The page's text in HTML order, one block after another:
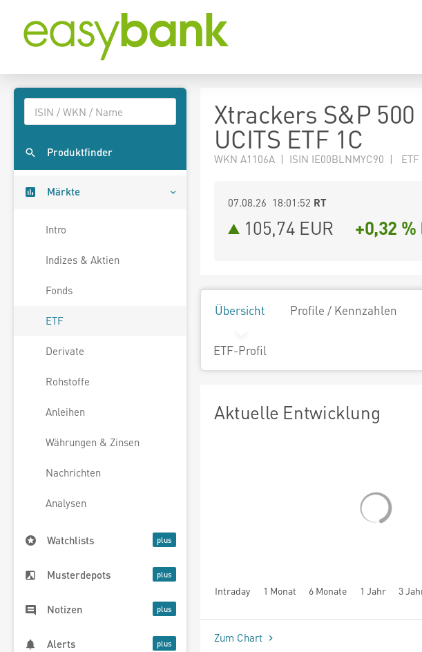
Produktfinder
Märkte
Intro
Indizes & Aktien
Fonds
ETF
Derivate
Rohstoffe
Anleihen
Währungen & Zinsen
Nachrichten
Analysen
Watchlists
Musterdepots
Notizen
Alerts
Xtrackers S&P
UCITS ETF 1C
WKN A1106A | ISIN IE00BLNMYC90 | ETF
07.08.26 18:01:52 RT
105,74 EUR +0,32 %
Übersicht Profile / Kennzahlen
ETF-Profil
Aktuelle Entwicklung
Intraday 1 Monat 6 Monate 1 Jahr 3
seit Beginn
Zum Chart